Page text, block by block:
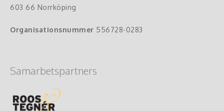
603 66 Norrköping
Organisationsnummer 556728-0283
Samarbetspartners